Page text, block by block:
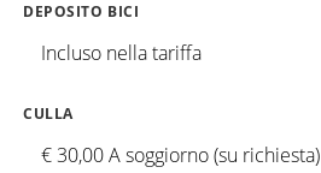
DEPOSITO BICI
Incluso nella tariffa
CULLA
€ 30,00 A soggiorno (su richiesta)